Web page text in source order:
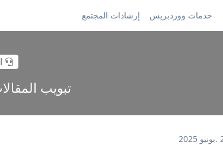
خدمات ووردبريس إرشادات المجتمع
تبويب